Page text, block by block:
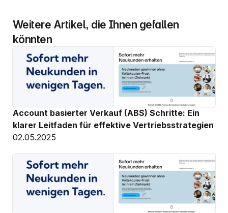
Weitere Artikel, die Ihnen gefallen
könnten
Account basierter Verkauf (ABS) Schritte: Ein
klarer Leitfaden für effektive Vertriebsstrategien
02.05.2025